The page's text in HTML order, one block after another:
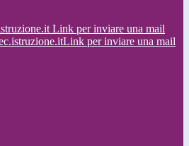
Link per inviare una mail
Link per inviare una mail